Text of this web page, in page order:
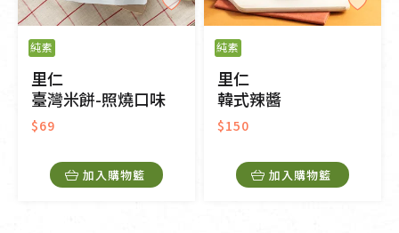
純素
里仁
臺灣米餅-照燒口味
$69
加入購物籃
純素
里仁
韓式辣醬
$150
加入購物籃